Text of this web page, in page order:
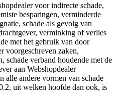
voor indirecte schade,
besparingen, verminderde
schade als gevolg van
verminking of verlies
met het gebruik van door
voorgeschreven zaken,
schade verband houdende met de
aan Webshopdealer
alle andere vormen van schade
uit welken hoofde dan ook, is